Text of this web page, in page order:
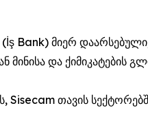
Bank) მიერ
მინისა და ქიმიკატების
თავის